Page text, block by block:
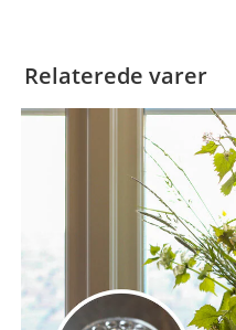
Relaterede varer